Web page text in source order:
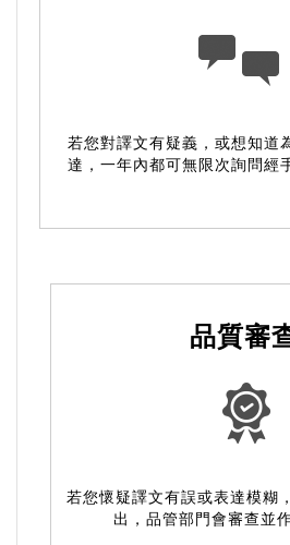
若您對譯文有疑義，或想知道
達，一年內都可無限次詢問經
品質審
若您懷疑譯文有誤或表達模糊
出，品管部門會審查並